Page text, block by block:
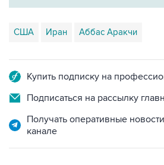
США Иран Аббас Аракчи
Купить подписку на
Подписаться на рассылку
Получать оперативные
канале